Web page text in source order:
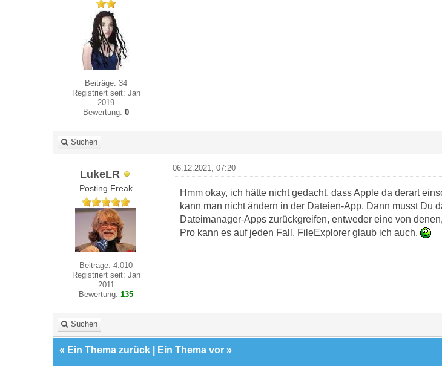
Beiträge: 34
Registriert seit: Jan
2019
Bewertung:0
Suchen
LukeLR
Posting Freak
Beiträge: 4.010
Registriert seit: Jan
2011
Bewertung:135
06.12.2021, 07:20
Hmm okay, ich hätte nicht gedacht, dass Apple da derart
kann man nicht ändern in der Dateien-App. Dann musst Du
Dateimanager-Apps zurückgreifen, entweder eine von
Pro kann es auf jeden Fall, FileExplorer glaub ich auch.
Suchen
« Ein Thema zurück Ein Thema vor »